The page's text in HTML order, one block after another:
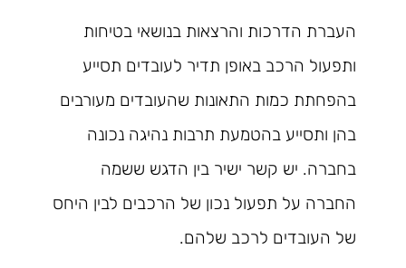
העברת הדרכות והרצאות בנושאי בטיחות
ותפעול הרכב באופן תדיר לעובדים תסייע
בהפחתת כמות התאונות שהעובדים מעורבים
בהן ותסייע בהטמעת תרבות נהיגה נכונה
בחברה. יש קשר ישיר בין הדגש ששמה
החברה על תפעול נכון של הרכבים לבין היחס
של העובדים לרכב שלהם.